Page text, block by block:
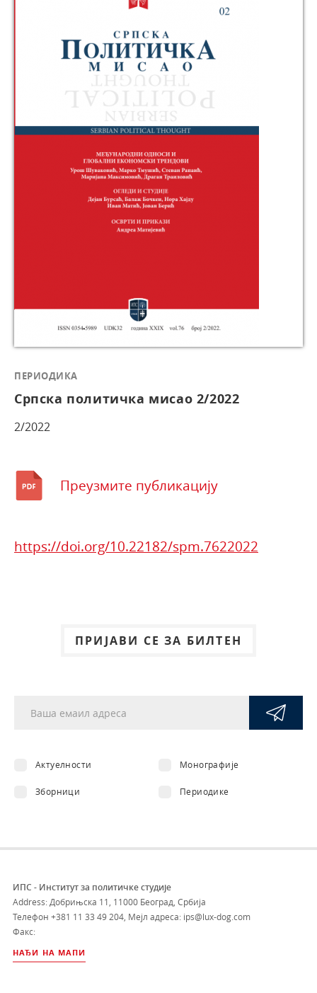
ПЕРИОДИКА
Српска политичка мисао 2/2022
2/2022
Преузмите публикацију
https://doi.org/10.22182/spm.7622022
ПРИЈАВИ СЕ ЗА БИЛТЕН
Актуелности Монографије
Зборници Периодике
ИПС - Институт за политичке студије
Address: Добрињска 11, 11000 Београд, Србија
Телефон +381 11 33 49 204, Мејл адреса: ips@lux-dog.com
Факс:
НАЂИ НА МАПИ